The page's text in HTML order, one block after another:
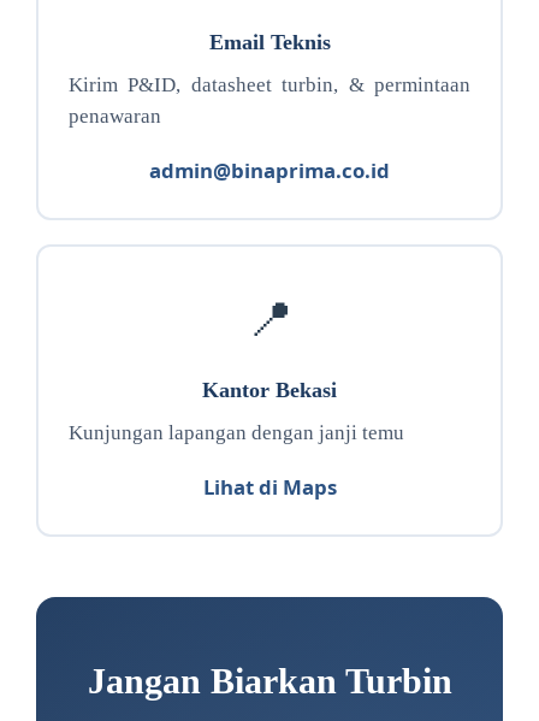
Email Teknis
Kirim P&ID, datasheet turbin, & permintaan
penawaran
admin@binaprima.co.id
📍
Kantor Bekasi
Kunjungan lapangan dengan janji temu
Lihat di Maps
Jangan Biarkan Turbin